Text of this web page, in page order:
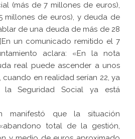
(más de 7 millones de euros),
millones de euros), y deuda de
de una deuda de más de 28
un comunicado remitido el 7
aclara: «En la nota
real puede ascender a unos
cuando en realidad serían 22, ya
Seguridad Social ya está
manifestó que la situación
total de la gestión,